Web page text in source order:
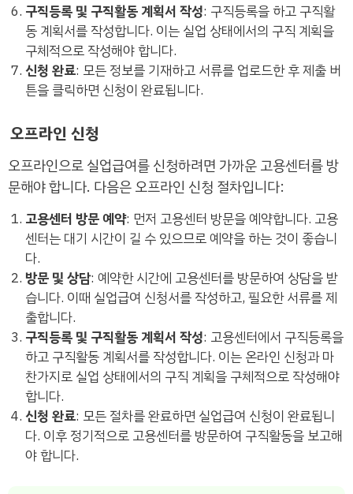
구직등록 및 구직활동 계획서 작성: 구직등록을 하고 구직활
동 계획서를 작성합니다. 이는 실업 상태에서의 구직 계획을
구체적으로 작성해야 합니다.
신청 완료: 모든 정보를 기재하고 서류를 업로드한 후 제출 버
튼을 클릭하면 신청이 완료됩니다.
오프라인 신청
오프라인으로 실업급여를 신청하려면 가까운 고용센터를 방
문해야 합니다. 다음은 오프라인 신청 절차입니다:
고용센터 방문 예약: 먼저 고용센터 방문을 예약합니다. 고용
센터는 대기 시간이 길 수 있으므로 예약을 하는 것이 좋습니
다.
방문 및 상담: 예약한 시간에 고용센터를 방문하여 상담을 받
습니다. 이때 실업급여 신청서를 작성하고, 필요한 서류를 제
출합니다.
구직등록 및 구직활동 계획서 작성: 고용센터에서 구직등록을
하고 구직활동 계획서를 작성합니다. 이는 온라인 신청과 마
찬가지로 실업 상태에서의 구직 계획을 구체적으로 작성해야
합니다.
신청 완료: 모든 절차를 완료하면 실업급여 신청이 완료됩니
다. 이후 정기적으로 고용센터를 방문하여 구직활동을 보고해
야 합니다.